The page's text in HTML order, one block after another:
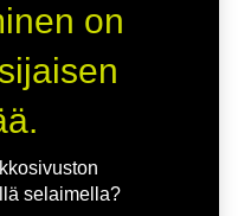
on
selaimella?